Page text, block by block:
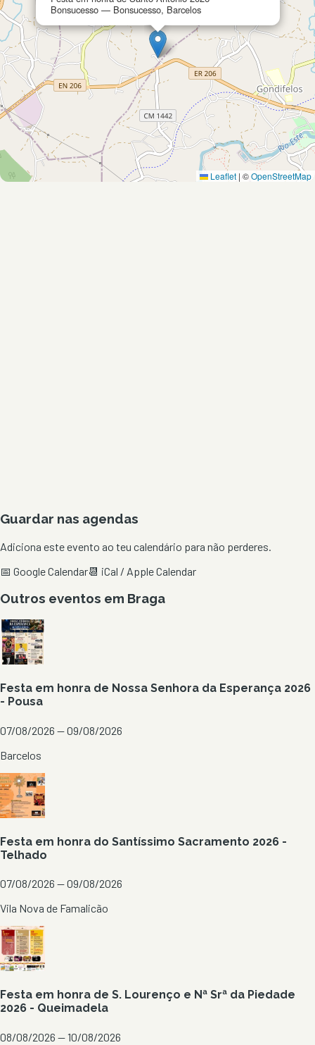
Bonsucesso — Bonsucesso, Barcelos
Leaflet | ©OpenStreetMap
Guardar nas agendas
Adiciona este evento ao teu calendário para não perderes.
📅 Google Calendar📆 iCal / Apple Calendar
Outros eventos em Braga
Festa em honra de Nossa Senhora da Esperança 2026
- Pousa
07/08/2026 — 09/08/2026
Barcelos
Festa em honra do Santíssimo Sacramento 2026 -
Telhado
07/08/2026 — 09/08/2026
Vila Nova de Famalicão
Festa em honra de S. Lourenço e Nª Srª da Piedade
2026 - Queimadela
08/08/2026 — 10/08/2026